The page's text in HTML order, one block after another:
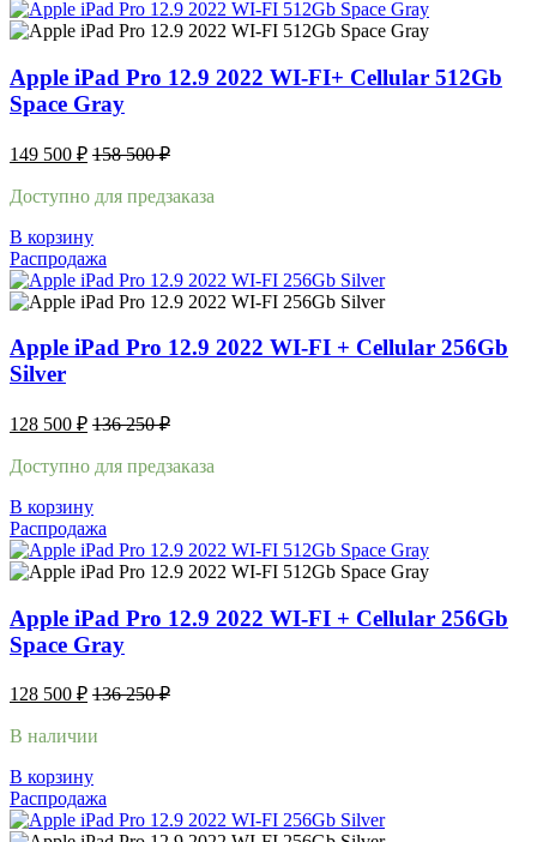
Apple iPad Pro 12.9 2022 WI-FI+ Cellular 512Gb
Space Gray
149 500 ₽ 158 500₽
Доступно для предзаказа
В корзину
Распродажа
Apple iPad Pro 12.9 2022 WI-FI + Cellular 256Gb
Silver
128 500 ₽ 136 250₽
Доступно для предзаказа
В корзину
Распродажа
Apple iPad Pro 12.9 2022 WI-FI + Cellular 256Gb
Space Gray
128 500 ₽ 136 250₽
В наличии
В корзину
Распродажа